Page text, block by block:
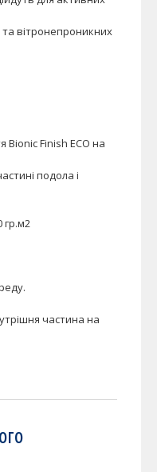
та вітронепроникних
Finish ECO на
подола і
гр.м2
частина на